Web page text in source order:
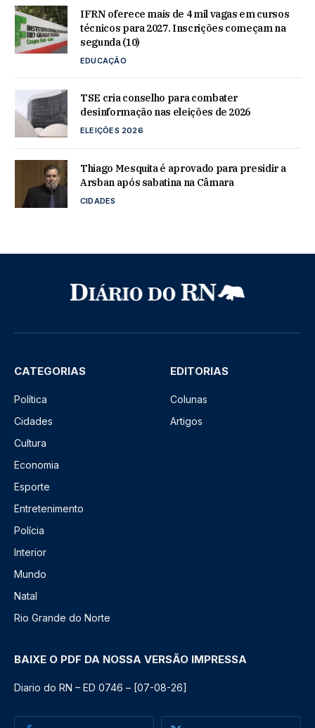
IFRN oferece mais de 4 mil vagas em cursos
técnicos para 2027. Inscrições começam na
segunda (10)
EDUCAÇÃO
TSE cria conselho para combater
desinformação nas eleições de 2026
ELEIÇÕES 2026
Thiago Mesquita é aprovado para presidir a
Arsban após sabatina na Câmara
CIDADES
CATEGORIAS
Política
Cidades
Cultura
Economia
Esporte
Entretenimento
Polícia
Interior
Mundo
Natal
Rio Grande do Norte
EDITORIAS
Colunas
Artigos
BAIXE O PDF DA NOSSA VERSÃO IMPRESSA
Diario do RN – ED 0746 – [07-08-26]